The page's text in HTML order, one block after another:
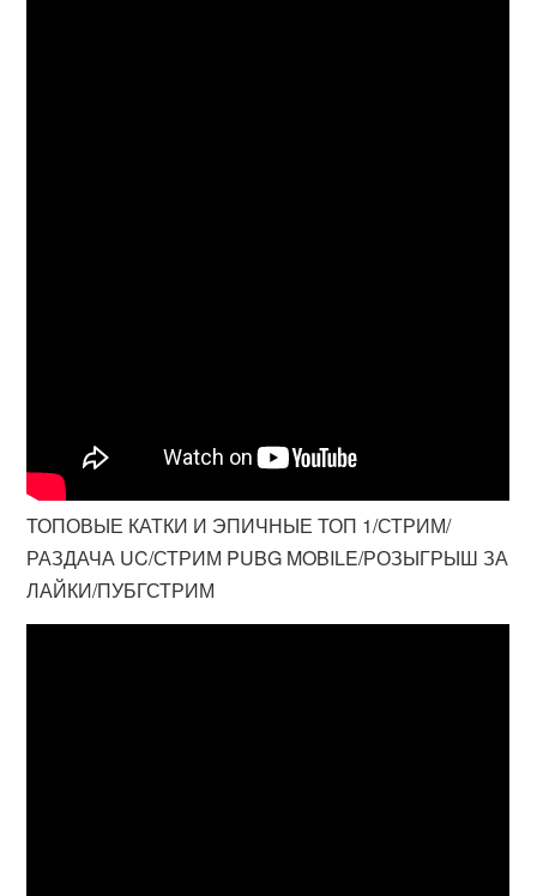
ТОПОВЫЕ КАТКИ И ЭПИЧНЫЕ ТОП 1/СТРИМ/
РАЗДАЧА UC/СТРИМ PUBG MOBILE/РОЗЫГРЫШ ЗА
ЛАЙКИ/ПУБГСТРИМ